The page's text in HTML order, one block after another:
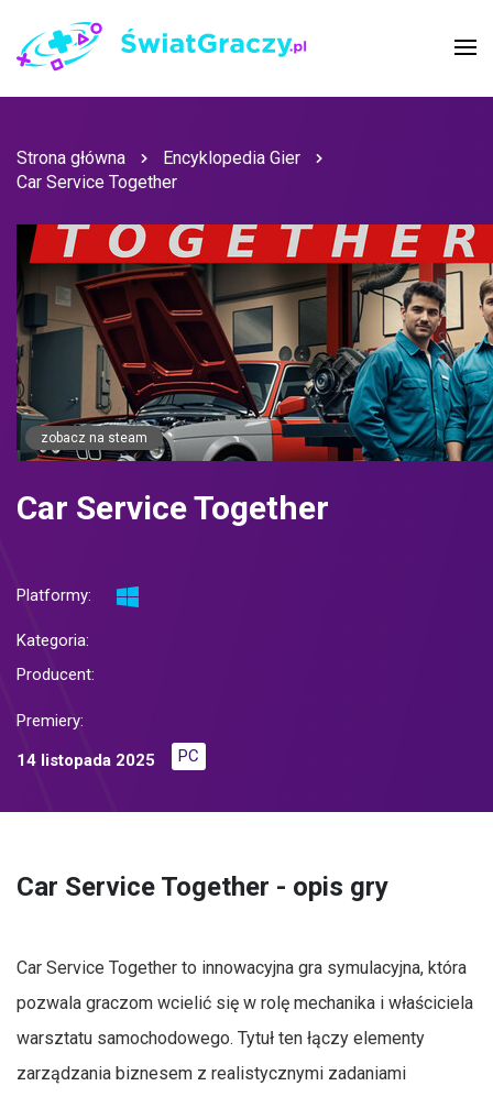
Strona główna
Encyklopedia Gier
Car Service Together
zobacz na steam
Car Service Together
Platformy:
Kategoria:
Producent:
Premiery:
14 listopada 2025
PC
Car Service Together - opis gry
Car Service Together to innowacyjna gra symulacyjna, która
pozwala graczom wcielić się w rolę mechanika i właściciela
warsztatu samochodowego. Tytuł ten łączy elementy
zarządzania biznesem z realistycznymi zadaniami